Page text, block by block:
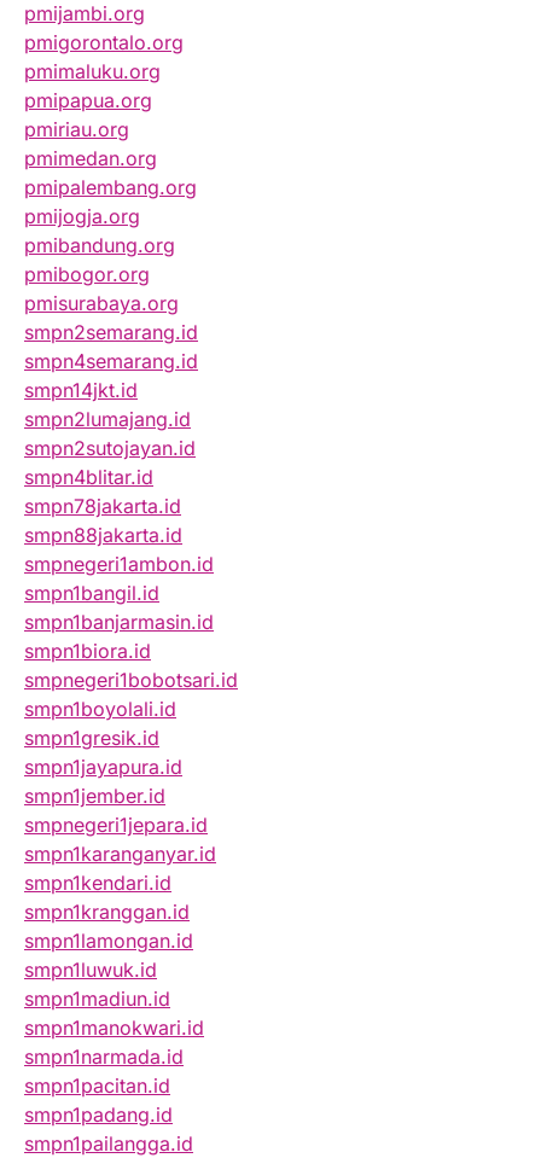
pmijambi.org
pmigorontalo.org
pmimaluku.org
pmipapua.org
pmiriau.org
pmimedan.org
pmipalembang.org
pmijogja.org
pmibandung.org
pmibogor.org
pmisurabaya.org
smpn2semarang.id
smpn4semarang.id
smpn14jkt.id
smpn2lumajang.id
smpn2sutojayan.id
smpn4blitar.id
smpn78jakarta.id
smpn88jakarta.id
smpnegeri1ambon.id
smpn1bangil.id
smpn1banjarmasin.id
smpn1biora.id
smpnegeri1bobotsari.id
smpn1boyolali.id
smpn1gresik.id
smpn1jayapura.id
smpn1jember.id
smpnegeri1jepara.id
smpn1karanganyar.id
smpn1kendari.id
smpn1kranggan.id
smpn1lamongan.id
smpn1luwuk.id
smpn1madiun.id
smpn1manokwari.id
smpn1narmada.id
smpn1pacitan.id
smpn1padang.id
smpn1pailangga.id